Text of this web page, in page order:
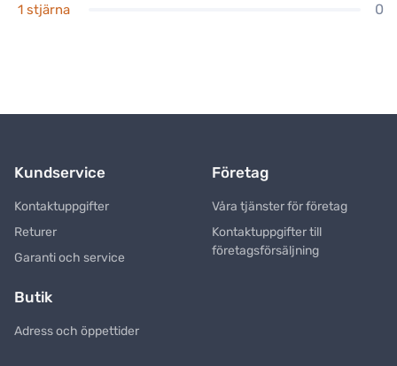
1 stjärna 0
Kundservice
Kontaktuppgifter
Returer
Garanti och service
Företag
Våra tjänster för företag
Kontaktuppgifter till
företagsförsäljning
Butik
Adress och öppettider